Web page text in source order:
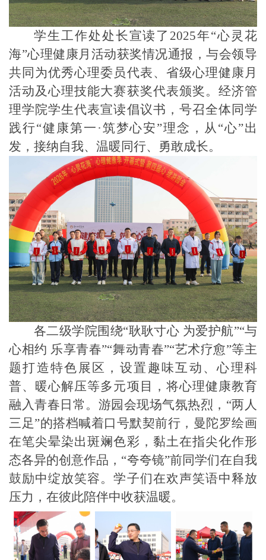
学生工作处处长宣读了 2025年“心灵花
海”心理健康月活动获奖情况通报，与会领导
共同为优秀心理委员代表、省级心理健康月
活动及心理技能大赛获奖代表颁奖。经济管
理学院学生代表宣读倡议书，号召全体同学
践行“健康第一·筑梦心安”理念，从“心”出
发，接纳自我、温暖同行、勇敢成长。
各二级学院围绕“耿耿寸心 为爱护航”“与
心相约 乐享青春”“舞动青春”“艺术疗愈”等主
题打造特色展区，设置趣味互动、心理科
普、暖心解压等多元项目，将心理健康教育
融入青春日常。游园会现场气氛热烈，“两人
三足”的搭档喊着口号默契前行，曼陀罗绘画
在笔尖晕染出斑斓色彩，黏土在指尖化作形
态各异的创意作品，“夸夸镜”前同学们在自我
鼓励中绽放笑容。学子们在欢声笑语中释放
压力，在彼此陪伴中收获温暖。